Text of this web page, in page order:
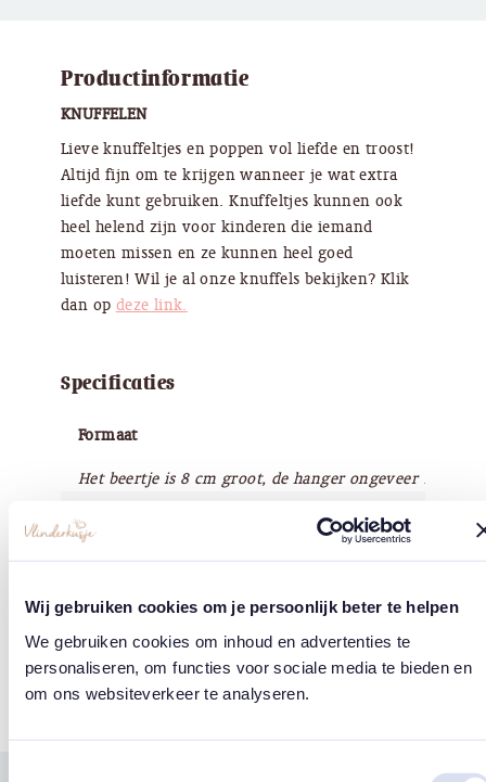
Wij gebruiken cookies om je persoonlijk beter te helpen
We gebruiken cookies om inhoud en advertenties te
personaliseren, om functies voor sociale media te bieden en
om ons websiteverkeer te analyseren.
Productinformatie
KNUFFELEN
Lieve knuffeltjes en poppen vol liefde en troost!
Altijd fijn om te krijgen wanneer je wat extra
liefde kunt gebruiken. Knuffeltjes kunnen ook
heel helend zijn voor kinderen die iemand
moeten missen en ze kunnen heel goed
luisteren! Wil je al onze knuffels bekijken? Klik
dan op deze link.
Specificaties
Formaat
Het beertje is 8 cm groot, de hanger ongeveer 15 cm
Materiaal
100% Recycled Polyester
Merk
'Chaps for Life'